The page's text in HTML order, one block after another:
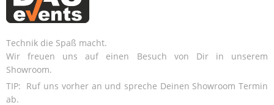
Technik die Spaß macht.
Wir freuen uns auf einen Besuch von Dir in unserem
Showroom.
TIP: Ruf uns vorher an und spreche Deinen Showroom Termin
ab.